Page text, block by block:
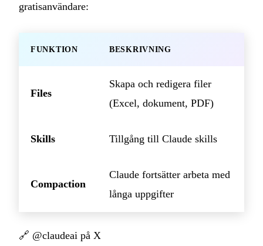
gratisanvändare:
FUNKTION BESKRIVNING
Files
Skapa och redigera filer
(Excel, dokument, PDF)
Skills Tillgång till Claude skills
Compaction
Claude fortsätter arbeta med
långa uppgifter
🔗 @claudeai på X